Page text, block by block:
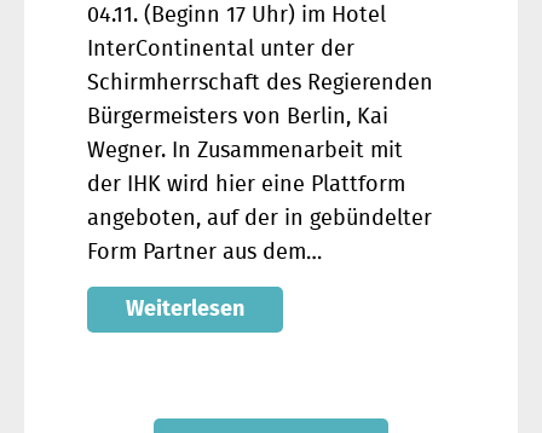
04.11. (Beginn 17 Uhr) im Hotel
InterContinental unter der
Schirmherrschaft des Regierenden
Bürgermeisters von Berlin, Kai
Wegner. In Zusammenarbeit mit
der IHK wird hier eine Plattform
angeboten, auf der in gebündelter
Form Partner aus dem…
Weiterlesen